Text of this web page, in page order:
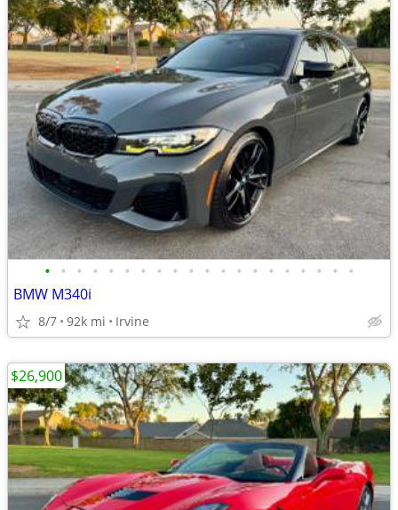
• • • • • • • • • • • • • • • • • • • •
BMW M340i
8/7 92k mi Irvine
$26,900